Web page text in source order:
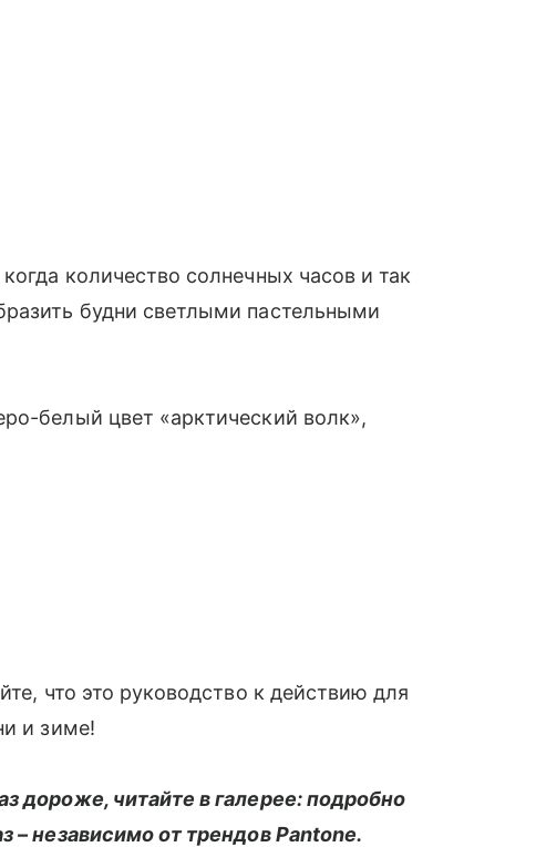
количество солнечных часов и так
будни светлыми пастельными
белый цвет «арктический волк»,
что это руководство к действию для
и зиме!
дороже, читайте в галерее: подробно
– независимо от трендов Pаntone.